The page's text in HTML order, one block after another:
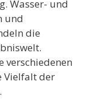
Wasser- und
und
die
verschiedenen
Vielfalt der